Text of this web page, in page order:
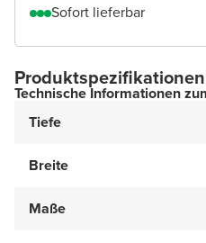
Sofort lieferbar
Produktspezifikationen
Technische Informationen
Tiefe
Breite
Maße